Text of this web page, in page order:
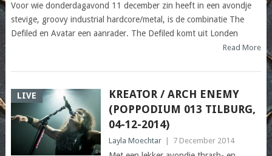
Voor wie donderdagavond 11 december zin heeft in een avondje
stevige, groovy industrial hardcore/metal, is de combinatie The
Defiled en Avatar een aanrader. The Defiled komt uit Londen
Read More
LIVE
KREATOR / ARCH ENEMY
(POPPODIUM 013 TILBURG,
04-12-2014)
Layla Moechtar 7 December 2014